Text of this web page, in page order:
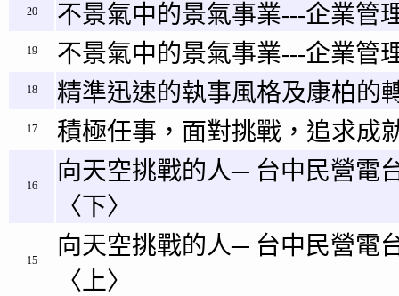
20 不景氣中的景氣事業---企業管
19 不景氣中的景氣事業---企業管
18 精準迅速的執事風格及康柏的
17 積極任事，面對挑戰，追求成
16
向天空挑戰的人─ 台中民營電
〈下〉
15
向天空挑戰的人─ 台中民營電
〈上〉